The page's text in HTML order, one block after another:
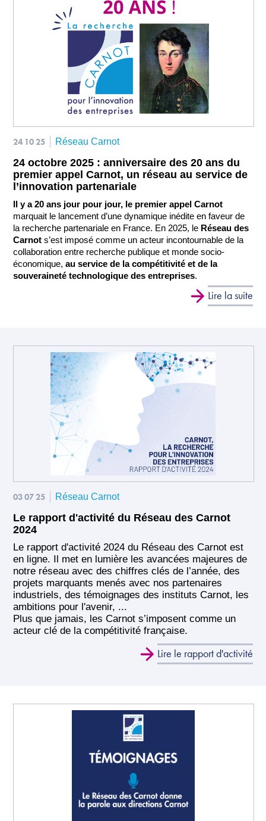
24 10 25 Réseau Carnot
24 octobre 2025 : anniversaire des 20 ans du
premier appel Carnot, un réseau au service de
l’innovation partenariale
Il y a 20 ans jour pour jour, le premier appel Carnot
marquait le lancement d’une dynamique inédite en faveur de
la recherche partenariale en France. En 2025, le Réseau des
Carnot s’est imposé comme un acteur incontournable de la
collaboration entre recherche publique et monde socio-
économique, au service de la compétitivité et de la
souveraineté technologique des entreprises.
Lire la suite
03 07 25 Réseau Carnot
Le rapport d'activité du Réseau des Carnot
2024
Le rapport d'activité 2024 du Réseau des Carnot est
en ligne. Il met en lumière les avancées majeures de
notre réseau avec des chiffres clés de l’année, des
projets marquants menés avec nos partenaires
industriels, des témoignages des instituts Carnot, les
ambitions pour l'avenir, ...
Plus que jamais, les Carnot s’imposent comme un
acteur clé de la compétitivité française.
Lire le rapport d'activité